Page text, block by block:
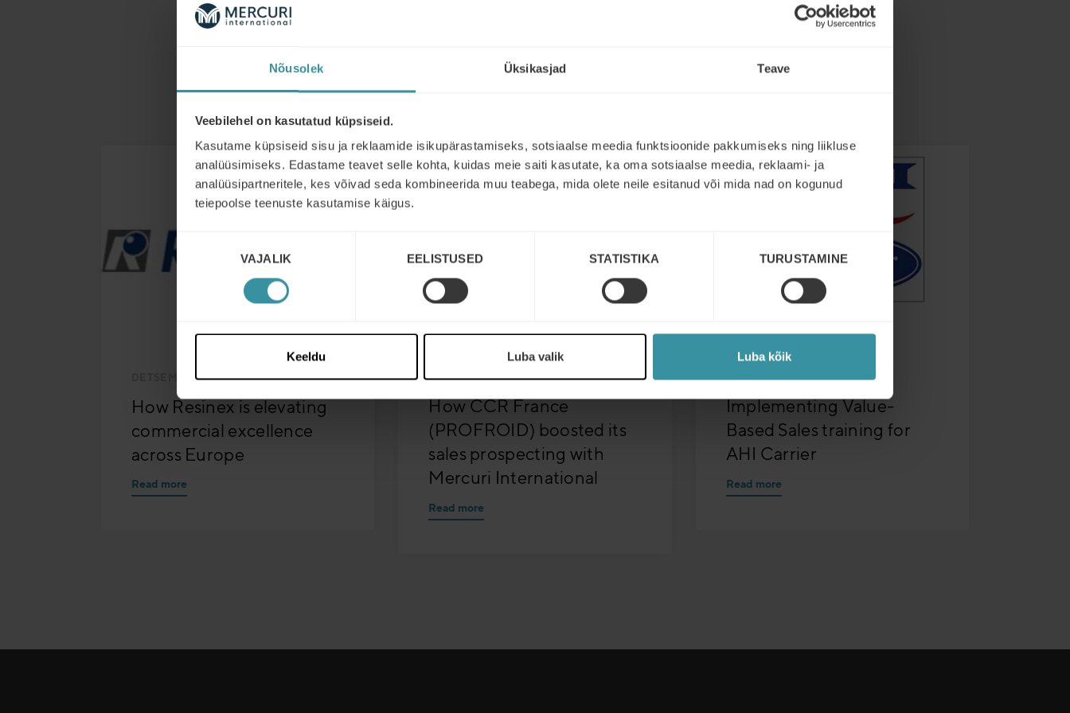
Nõusolek Üksikasjad Teave
Veebilehel on kasutatud küpsiseid.
Kasutame küpsiseid sisu ja reklaamide isikupärastamiseks, sotsiaalse meedia funktsioonide pakkumiseks ning liikluse
analüüsimiseks. Edastame teavet selle kohta, kuidas meie saiti kasutate, ka oma sotsiaalse meedia, reklaami- ja
analüüsipartneritele, kes võivad seda kombineerida muu teabega, mida olete neile esitanud või mida nad on kogunud
teiepoolse teenuste kasutamise käigus.
Nõusoleku
valik
VAJALIK EELISTUSED STATISTIKA TURUSTAMINE
Keeldu Luba valik Luba kõik
Read next
DETSEMBER 2| 3 MIN READ
How Resinex is elevating
commercial excellence
across Europe
Read more
OKTOOBER 31| 5 MIN READ
How CCR France
(PROFROID) boosted its
sales prospecting with
Mercuri International
Read more
JUULI 7| 2 MIN READ
Implementing Value-
Based Sales training for
AHI Carrier
Read more